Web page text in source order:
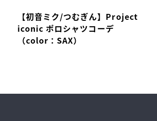
【初音ミク/つむぎん】Project
iconic ポロシャツコーデ
（color：SAX）